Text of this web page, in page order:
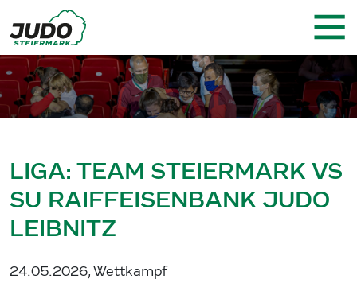
LIGA: TEAM STEIERMARK VS
SU RAIFFEISENBANK JUDO
LEIBNITZ
24.05.2026, Wettkampf